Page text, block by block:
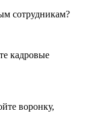
сотрудникам?
кадровые
воронку,